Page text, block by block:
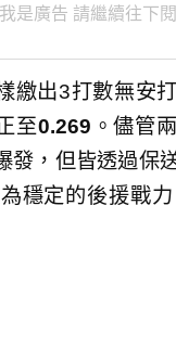
我是廣告 請繼續往下
繳出3打數無安
至0.269 。儘管
發，但皆透過保
穩定的後援戰